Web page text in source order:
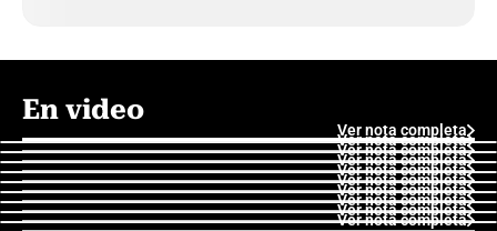
En video
Ver nota completa
Ver nota completa
Ver nota completa
Ver nota completa
Ver nota completa
Ver nota completa
Ver nota completa
Ver nota completa
Ver nota completa
Ver nota completa